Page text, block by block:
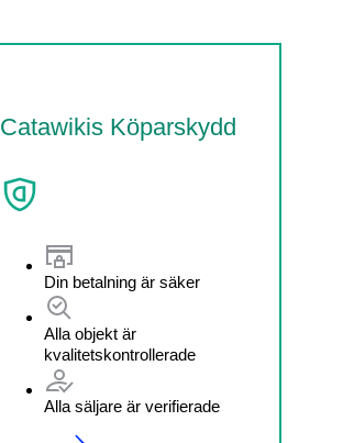
Catawikis Köparskydd
Din betalning är säker
Alla objekt är
kvalitetskontrollerade
Alla säljare är verifierade